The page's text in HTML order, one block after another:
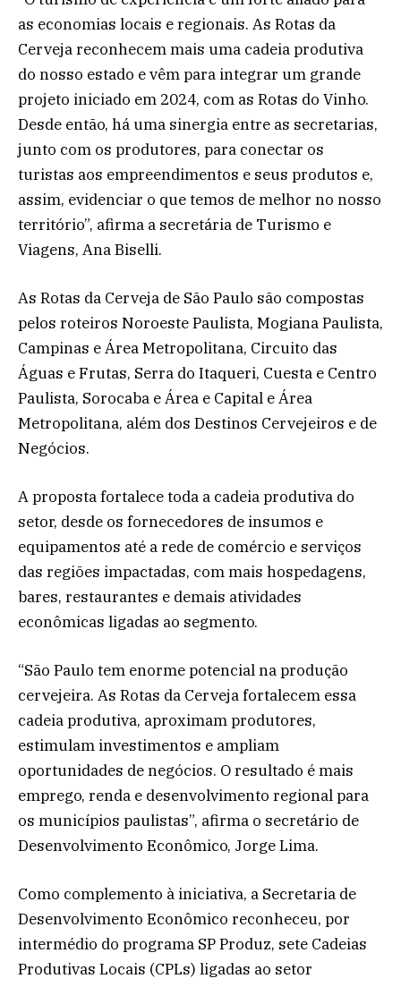
as economias locais e regionais. As Rotas da
Cerveja reconhecem mais uma cadeia produtiva
do nosso estado e vêm para integrar um grande
projeto iniciado em 2024, com as Rotas do Vinho.
Desde então, há uma sinergia entre as secretarias,
junto com os produtores, para conectar os
turistas aos empreendimentos e seus produtos e,
assim, evidenciar o que temos de melhor no nosso
território”, afirma a secretária de Turismo e
Viagens, Ana Biselli.
As Rotas da Cerveja de São Paulo são compostas
pelos roteiros Noroeste Paulista, Mogiana Paulista,
Campinas e Área Metropolitana, Circuito das
Águas e Frutas, Serra do Itaqueri, Cuesta e Centro
Paulista, Sorocaba e Área e Capital e Área
Metropolitana, além dos Destinos Cervejeiros e de
Negócios.
A proposta fortalece toda a cadeia produtiva do
setor, desde os fornecedores de insumos e
equipamentos até a rede de comércio e serviços
das regiões impactadas, com mais hospedagens,
bares, restaurantes e demais atividades
econômicas ligadas ao segmento.
“São Paulo tem enorme potencial na produção
cervejeira. As Rotas da Cerveja fortalecem essa
cadeia produtiva, aproximam produtores,
estimulam investimentos e ampliam
oportunidades de negócios. O resultado é mais
emprego, renda e desenvolvimento regional para
os municípios paulistas”, afirma o secretário de
Desenvolvimento Econômico, Jorge Lima.
Como complemento à iniciativa, a Secretaria de
Desenvolvimento Econômico reconheceu, por
intermédio do programa SP Produz, sete Cadeias
Produtivas Locais (CPLs) ligadas ao setor